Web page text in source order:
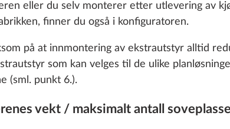
We use cookies to enable you to make the best
improve our communication with you. We take
data for statistics and marketing only if you give
all". You can revoke your consent at any time
informasjon
Reservehjul med holder,
istedenfor
nødreparasjonssett, montert
under vognen1
Mer
Legg til
eller du selv monterer etter utlevering av
finner du også i konfiguratoren.
på at innmontering av ekstrautstyr alltid
som kan velges til de ulike
(sml. punkt 6.).
vekt / maksimalt antall